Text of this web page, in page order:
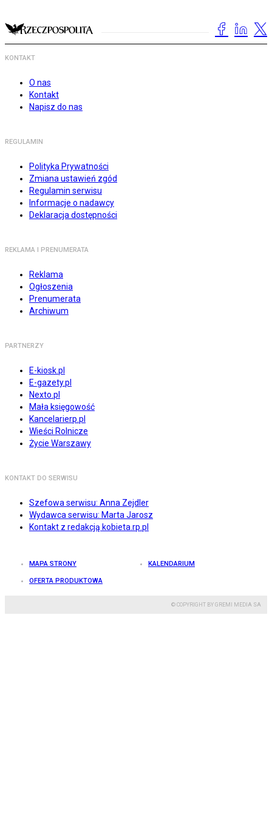
KONTAKT
O nas
Kontakt
Napisz do nas
REGULAMIN
Polityka Prywatności
Zmiana ustawień zgód
Regulamin serwisu
Informacje o nadawcy
Deklaracja dostępności
REKLAMA I PRENUMERATA
Reklama
Ogłoszenia
Prenumerata
Archiwum
PARTNERZY
E-kiosk.pl
E-gazety.pl
Nexto.pl
Mała księgowość
Kancelarierp.pl
Wieści Rolnicze
Życie Warszawy
KONTAKT DO SERWISU
Szefowa serwisu: Anna Zejdler
Wydawca serwisu: Marta Jarosz
Kontakt z redakcją kobieta.rp.pl
MAPA STRONY KALENDARIUM
OFERTA PRODUKTOWA
© COPYRIGHT BY GREMI MEDIA SA